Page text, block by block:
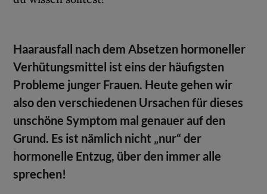
Haarausfall nach dem Absetzen hormoneller
Verhütungsmittel ist eins der häufigsten
Probleme junger Frauen. Heute gehen wir
also den verschiedenen Ursachen für dieses
unschöne Symptom mal genauer auf den
Grund. Es ist nämlich nicht „nur“ der
hormonelle Entzug, über den immer alle
sprechen!